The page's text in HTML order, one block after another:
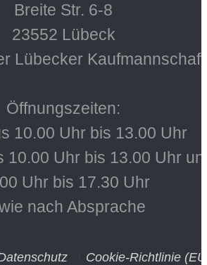
Breite Str. 6-8
23552 Lübeck
Lübecker Kaufmannschaft
Öffnungszeiten:
10.00 Uhr bis 13.00 Uhr
10.00 Uhr bis 13.00 Uhr
Uhr bis 17.30 Uhr
nach Absprache
Cookie-Richtlinie